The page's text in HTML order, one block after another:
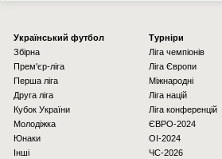
Українcький футбол
Збірна
Прем'єр-ліга
Перша ліга
Друга ліга
Кубок України
Молодіжка
Юнаки
Інші
Турніри
Ліга чемпіонів
Ліга Європи
Міжнародні
Ліга націй
Ліга конференцій
ЄВРО-2024
OI-2024
ЧС-2026